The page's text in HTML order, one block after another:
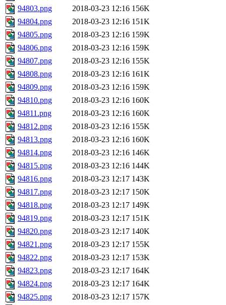
94803.png
2018-03-23 12:16 156K
94804.png
2018-03-23 12:16 151K
94805.png
2018-03-23 12:16 159K
94806.png
2018-03-23 12:16 159K
94807.png
2018-03-23 12:16 155K
94808.png
2018-03-23 12:16 161K
94809.png
2018-03-23 12:16 159K
94810.png
2018-03-23 12:16 160K
94811.png
2018-03-23 12:16 160K
94812.png
2018-03-23 12:16 155K
94813.png
2018-03-23 12:16 160K
94814.png
2018-03-23 12:16 146K
94815.png
2018-03-23 12:16 144K
94816.png
2018-03-23 12:17 143K
94817.png
2018-03-23 12:17 150K
94818.png
2018-03-23 12:17 149K
94819.png
2018-03-23 12:17 151K
94820.png
2018-03-23 12:17 140K
94821.png
2018-03-23 12:17 155K
94822.png
2018-03-23 12:17 153K
94823.png
2018-03-23 12:17 164K
94824.png
2018-03-23 12:17 164K
94825.png
2018-03-23 12:17 157K